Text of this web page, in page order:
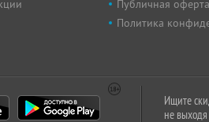
Публичная оферта
Политика
Ищите
не